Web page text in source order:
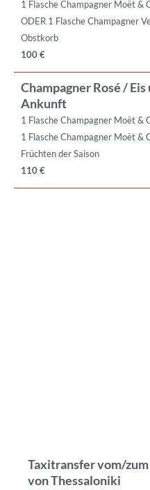
1 Flasche Champagner Moët &
ODER 1 Flasche Champagner
Obstkorb
100 €
Champagner Rosé /
Ankunft
1 Flasche Champagner Moët &
1 Flasche Champagner Moët &
Früchten der Saison
110 €
Taxitransfer vom/zum
von Thessaloniki